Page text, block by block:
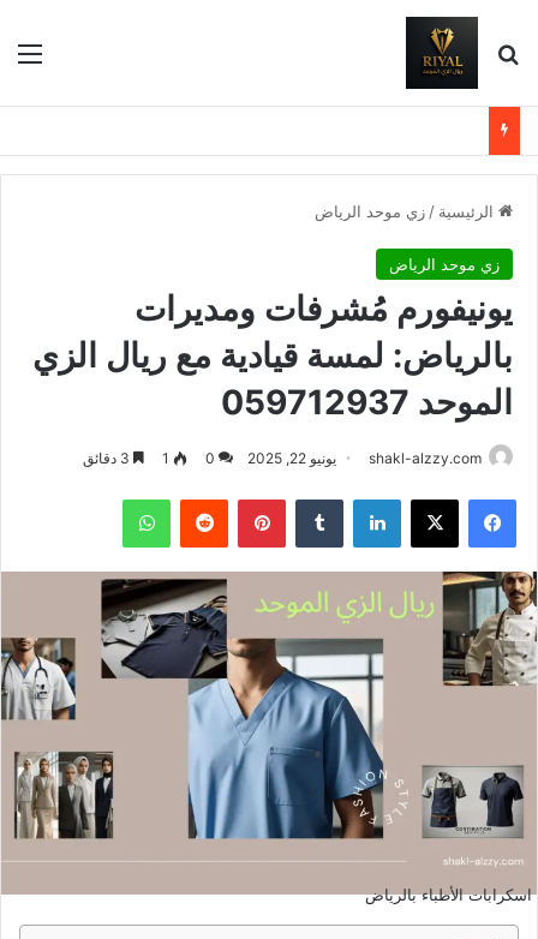
بحث عن
الرئيسية / زي موحد الرياض
زي موحد الرياض
يونيفورم مُشرفات ومديرات
بالرياض: لمسة قيادية مع ريال الزي
الموحد 059712937
shakl-alzzy.com يونيو 22, 2025 0
1
فيسبوك X لينكدإن بينتيريست واتساب
اسكرابات الأطباء بالرياض